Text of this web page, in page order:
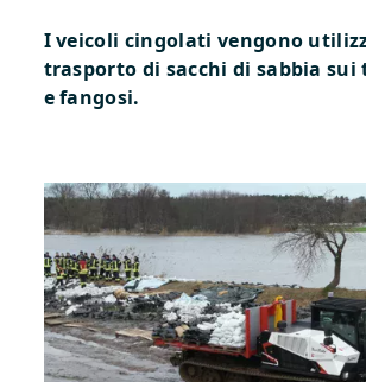
I veicoli cingolati vengono
trasporto di sacchi di sabbia
e fangosi.